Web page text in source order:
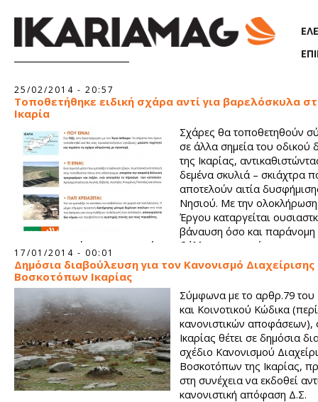
25/02/2014 - 20:57
Τοποθετήθηκε ειδική σχάρα αντί για βαρελόσκυλα
Ικαρία
Σχάρες θα τοποθετηθούν
σε άλλα σημεία του οδικού
της Ικαρίας,
δεμένα σκυλιά – σκιάχτρα
αποτελούν αιτία
Νησιού. Με την
Έργου καταργείται
βάναυση όσο και παράνομη
και προστατεύεται το φυσικό περιβάλλον της Ικαρίας.
17/01/2014 - 00:01
Δημόσια διαβούλευση για τον Κανονισμό Διαχείρισης
Βοσκοτόπων Ικαρίας
Σύμφωνα με το αρθρ.79 του
και Κοινοτικού Κώδικα
κανονιστικών αποφάσεων),
Ικαρίας θέτει σε δημόσια
σχέδιο Κανονισμού
Βοσκοτόπων της Ικαρίας,
στη συνέχεια να εκδοθεί
κανονιστική απόφαση Δ.Σ.